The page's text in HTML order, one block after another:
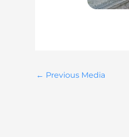
← Previous Media